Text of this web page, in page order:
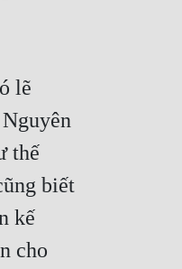
lẽ
thế
biết
kế
cho